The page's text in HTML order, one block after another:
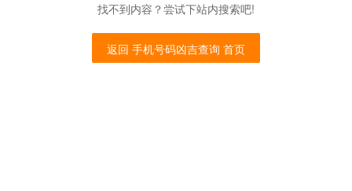
找不到内容？尝试下站内搜索吧!
返回 手机号码凶吉查询 首页